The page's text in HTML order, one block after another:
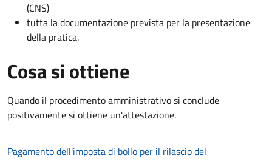
(CNS)
tutta la documentazione prevista per la presentazione
della pratica.
Cosa si ottiene
Quando il procedimento amministrativo si conclude
positivamente si ottiene un'attestazione.
Pagamento dell'imposta di bollo per il rilascio del